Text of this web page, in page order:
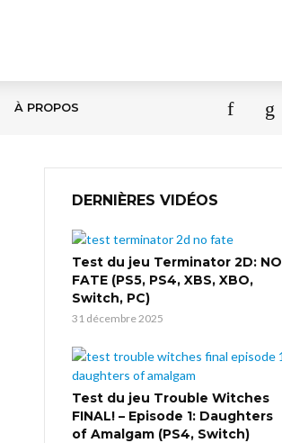
À PROPOS
DERNIÈRES VIDÉOS
Test du jeu Terminator 2D: NO
FATE (PS5, PS4, XBS, XBO,
Switch, PC)
31 décembre 2025
Test du jeu Trouble Witches
FINAL! – Episode 1: Daughters
of Amalgam (PS4, Switch)